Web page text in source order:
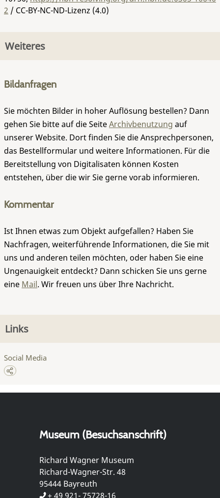
2 / CC-BY-NC-ND-Lizenz (4.0)
Weiteres
Bildanfragen
Sie möchten Bilder in hoher Auflösung bestellen? Dann
gehen Sie bitte auf die SeiteArchivbenutzung auf
unserer Website. Dort finden Sie die Ansprechpersonen,
das Bestellformular und weitere Informationen. Für die
Bereitstellung von Digitalisaten können Kosten
entstehen, über die wir Sie gerne vorab informieren.
Kommentar
Ist Ihnen etwas zum Objekt aufgefallen? Haben Sie
Nachfragen, weiterführende Informationen, die Sie mit
uns und anderen teilen möchten, oder haben Sie eine
Ungenauigkeit entdeckt? Dann schicken Sie uns gerne
eine Mail. Wir freuen uns über Ihre Nachricht.
Links
Social Media
Museum (Besuchsanschrift)
Richard Wagner Museum
Richard-Wagner-Str. 48
95444 Bayreuth
+ 49 921- 75728-16